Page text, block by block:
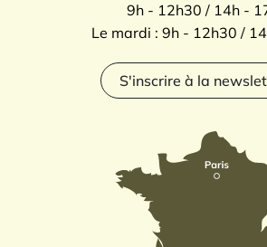
9h - 12h30 / 14h -
Le mardi : 9h - 12h30 /
S'inscrire à la